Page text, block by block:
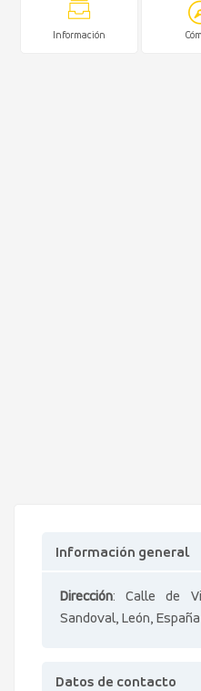
Información
Información general
Dirección: Calle de
Sandoval, León, España
Datos de contacto